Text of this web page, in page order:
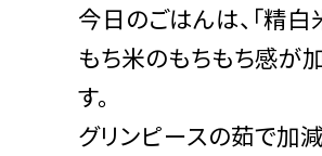
今日のごはんは、「精白
もち米のもちもち感が
す。
グリンピースの茹で加